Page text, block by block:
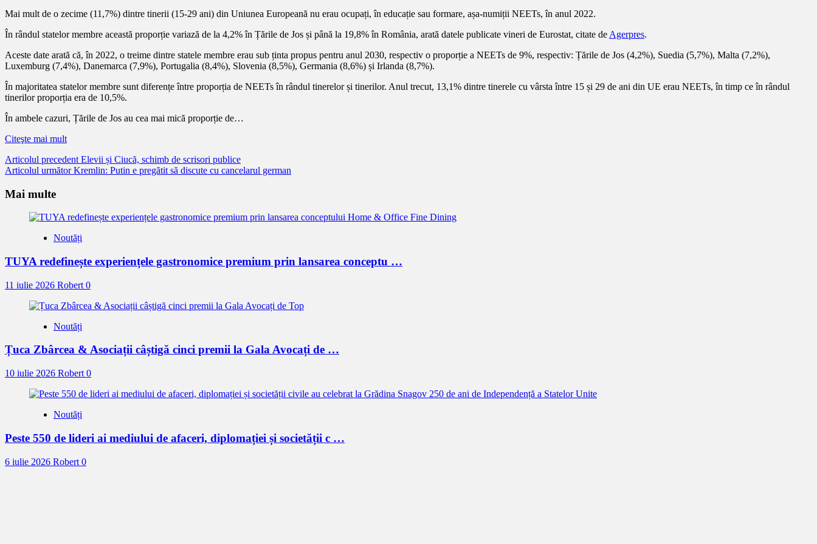
Mai mult de o zecime (11,7%) dintre tinerii (15-29 ani) din Uniunea Europeană nu erau ocupați, în educație sau formare, așa-numiții NEETs, în anul 2022.
În rândul statelor membre această proporție variază de la 4,2% în Țările de Jos și până la 19,8% în România, arată datele publicate vineri de Eurostat, citate de Agerpres.
Aceste date arată că, în 2022, o treime dintre statele membre erau sub ținta propus pentru anul 2030, respectiv o proporție a NEETs de 9%, respectiv: Țările de Jos (4,2%), Suedia (5,7%), Malta (7,2%),
Luxemburg (7,4%), Danemarca (7,9%), Portugalia (8,4%), Slovenia (8,5%), Germania (8,6%) și Irlanda (8,7%).
În majoritatea statelor membre sunt diferențe între proporția de NEETs în rândul tinerelor și tinerilor. Anul trecut, 13,1% dintre tinerele cu vârsta între 15 și 29 de ani din UE erau NEETs, în timp ce în rândul
tinerilor proporția era de 10,5%.
În ambele cazuri, Țările de Jos au cea mai mică proporție de…
Citeşte mai mult
Citește
mai
mult
Articolul precedent Elevii și Ciucă, schimb de scrisori publice
Articolul următorKremlin: Putin e pregătit să discute cu cancelarul german
Mai multe
Noutăți
TUYA redefinește experiențele gastronomice premium prin lansarea conceptu …
11 iulie 2026 Robert 0
Noutăți
Țuca Zbârcea & Asociații câștigă cinci premii la Gala Avocați de …
10 iulie 2026 Robert 0
Noutăți
Peste 550 de lideri ai mediului de afaceri, diplomației și societății c …
6 iulie 2026 Robert 0